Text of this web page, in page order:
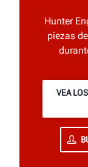
Hunter
piezas
VEA